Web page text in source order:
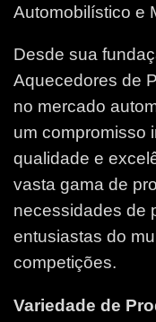
Automobilístico e
Desde sua
Aquecedores de
no mercado
um compromisso
qualidade e
vasta gama de
necessidades de
entusiastas do
competições.
Variedade de